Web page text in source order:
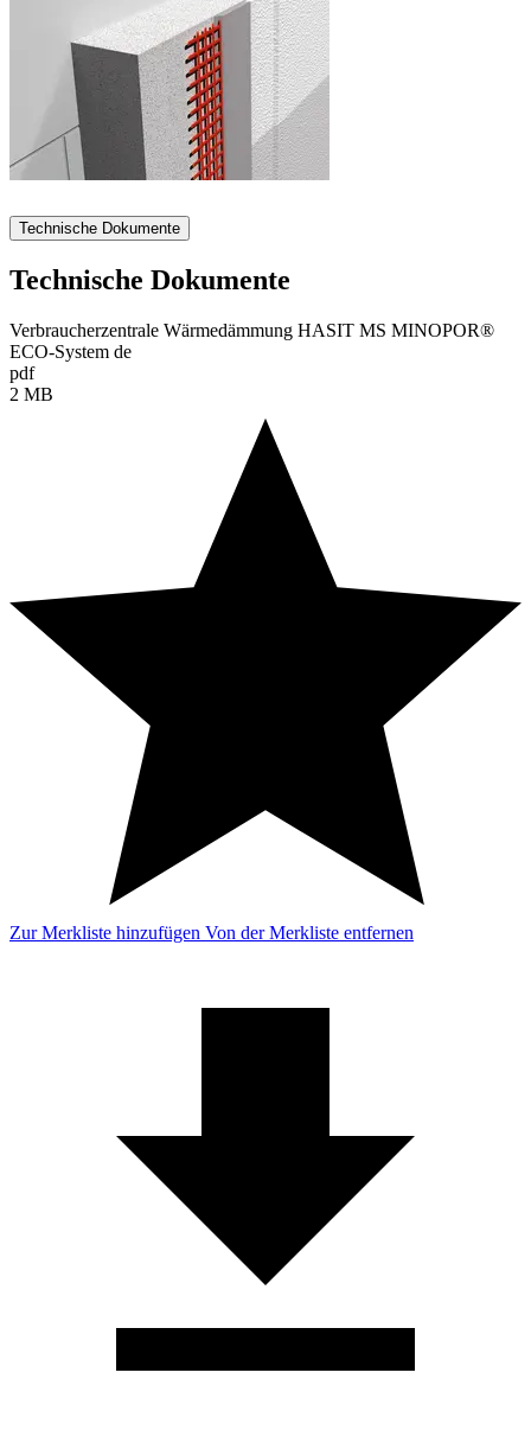
Technische Dokumente
Technische Dokumente
Verbraucherzentrale Wärmedämmung HASIT MS MINOPOR®
ECO-System de
pdf
2 MB
Zur Merkliste hinzufügen Von der Merkliste entfernen